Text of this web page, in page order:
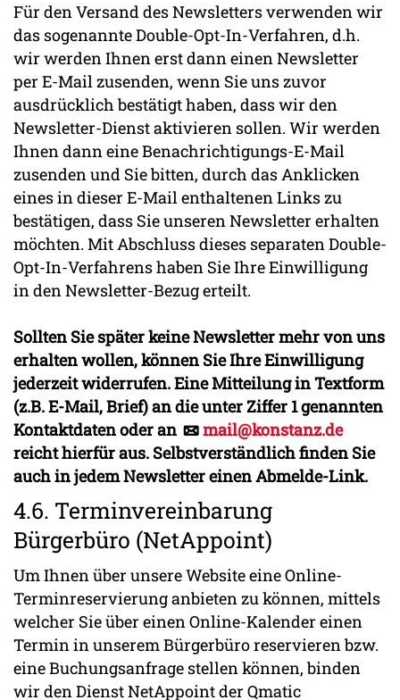
Für den Versand des Newsletters verwenden wir
das sogenannte Double-Opt-In-Verfahren, d.h.
wir werden Ihnen erst dann einen Newsletter
per E-Mail zusenden, wenn Sie uns zuvor
ausdrücklich bestätigt haben, dass wir den
Newsletter-Dienst aktivieren sollen. Wir werden
Ihnen dann eine Benachrichtigungs-E-Mail
zusenden und Sie bitten, durch das Anklicken
eines in dieser E-Mail enthaltenen Links zu
bestätigen, dass Sie unseren Newsletter erhalten
möchten. Mit Abschluss dieses separaten Double-
Opt-In-Verfahrens haben Sie Ihre Einwilligung
in den Newsletter-Bezug erteilt.
Sollten Sie später keine Newsletter mehr von uns
erhalten wollen, können Sie Ihre Einwilligung
jederzeit widerrufen. Eine Mitteilung in Textform
(z.B. E-Mail, Brief) an die unter Ziffer 1 genannten
Kontaktdaten oder an
mail@konstanz.de
reicht hierfür aus. Selbstverständlich finden Sie
auch in jedem Newsletter einen Abmelde-Link.
4.6. Terminvereinbarung
Bürgerbüro (NetAppoint)
Um Ihnen über unsere Website eine Online-
Terminreservierung anbieten zu können, mittels
welcher Sie über einen Online-Kalender einen
Termin in unserem Bürgerbüro reservieren bzw.
eine Buchungsanfrage stellen können, binden
wir den Dienst NetAppoint der Qmatic